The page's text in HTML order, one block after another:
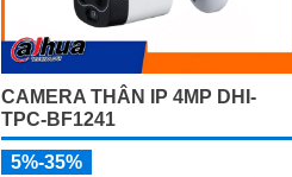
CAMERA THÂN IP 4MP DHI-
TPC-BF1241
5%-35%